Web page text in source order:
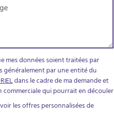
mes données soient traitées par
généralement par une entité du
dans le cadre de ma demande et
commerciale qui pourrait en découler
les offres personnalisées de